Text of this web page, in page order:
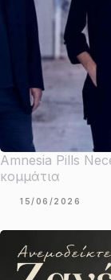
Amnesia Pills
κομμάτια
15/06/2026